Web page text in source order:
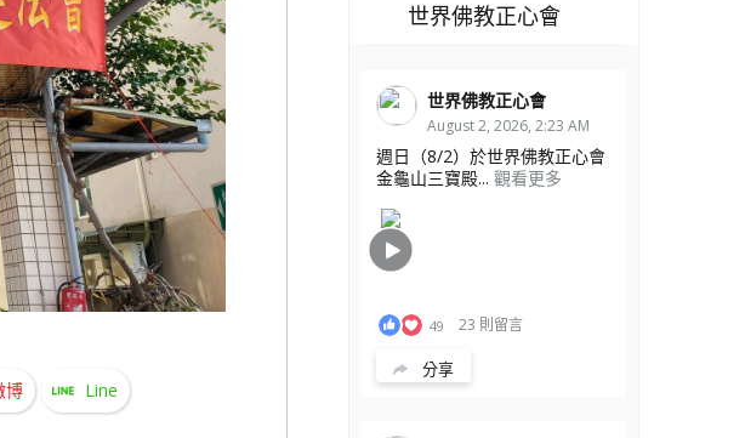
博 Line
世界佛教正心會
世界佛教正心會
August 2, 2026, 2:23 AM
週日（8/2）於世界佛教正心會
金龜山三寶殿... 觀看更多
49 23 則留言
分享